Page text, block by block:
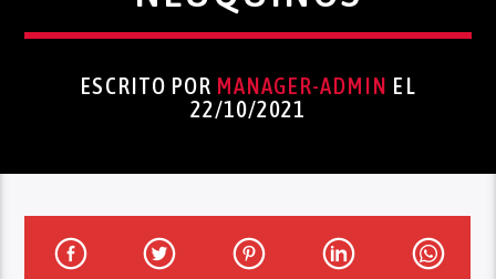
ESCRITO POR MANAGER-ADMIN EL
22/10/2021